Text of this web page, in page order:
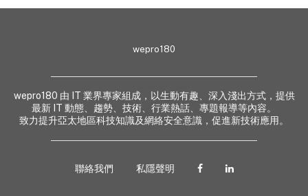
wepro180
wepro180 由 IT 業界專家組成，以生動有趣、深入淺出方式，提供
最新 IT 動態、趨勢、技術、行業熱話、專題報導等內容。
致力提升亞太地區科技知識及網絡安全意識，促進新技術應用。
聯絡我們 私隱聲明